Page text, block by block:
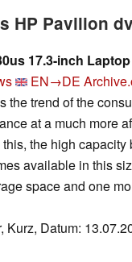
HP Pavilion
17.3-inch
EN→DE
the trend of the
at a much more
the high capacity
available in this
space and one
Kurz, Datum: